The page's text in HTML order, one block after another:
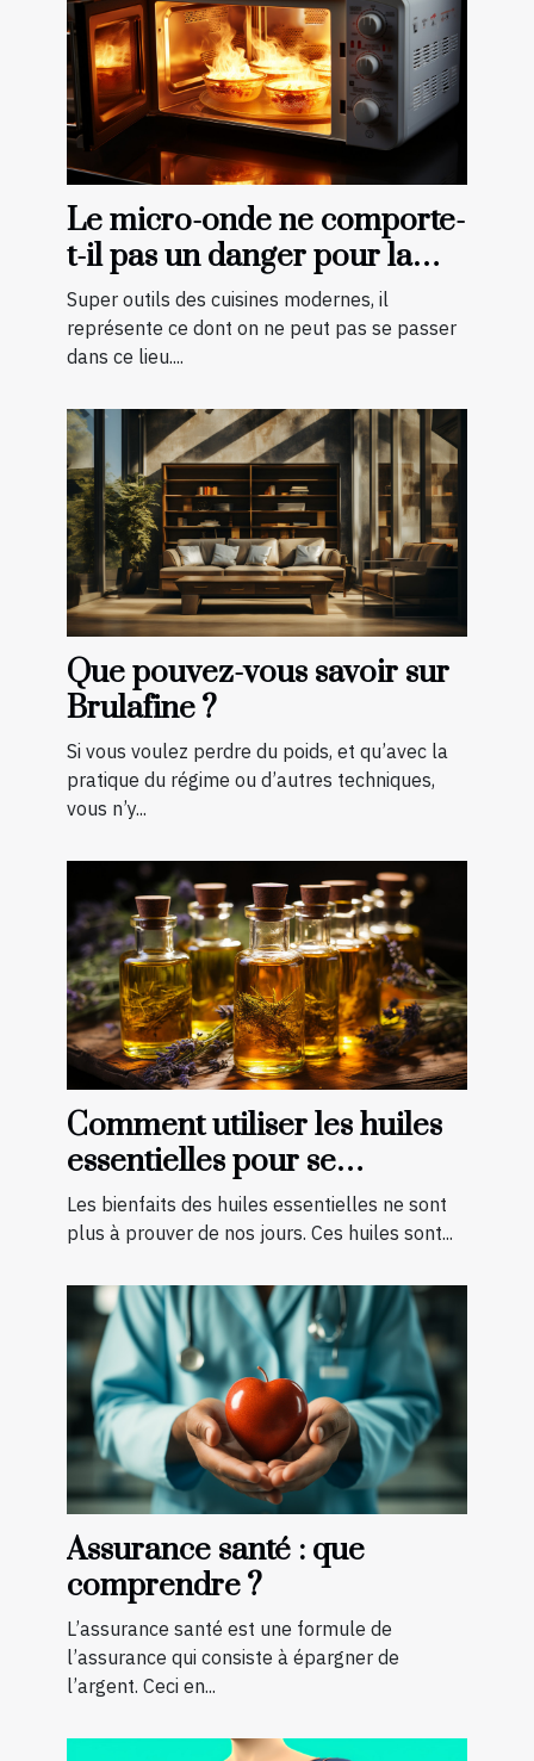
Le micro-onde ne comporte-
t-il pas un danger pour la
cuisson des aliments ?
Super outils des cuisines modernes, il
représente ce dont on ne peut pas se passer
dans ce lieu....
Que pouvez-vous savoir sur
Brulafine ?
Si vous voulez perdre du poids, et qu’avec la
pratique du régime ou d’autres techniques,
vous n’y...
Comment utiliser les huiles
essentielles pour se
soigner ?
Les bienfaits des huiles essentielles ne sont
plus à prouver de nos jours. Ces huiles sont...
Assurance santé : que
comprendre ?
L’assurance santé est une formule de
l’assurance qui consiste à épargner de
l’argent. Ceci en...